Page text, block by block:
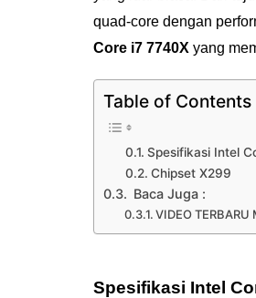
quad-core dengan
Core i7 7740X yang
Table of Contents
Spesifikasi Intel
Chipset X299
Baca Juga :
VIDEO TERBARU
Spesifikasi Intel